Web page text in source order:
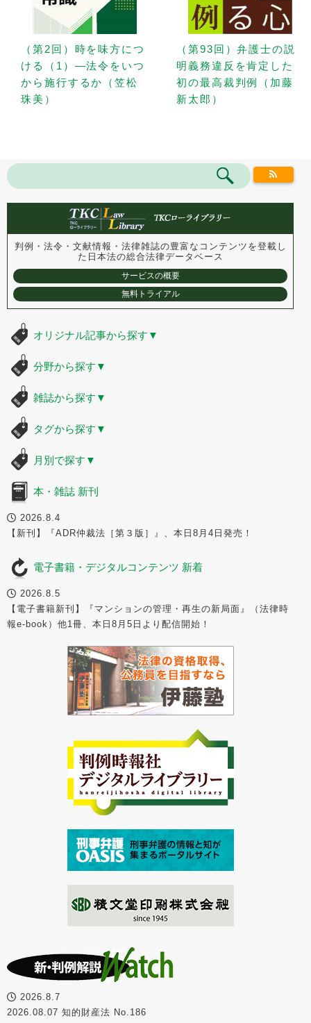
（第2回）時を味方につ
ける（1）—法令をいつ
から施行するか（笠松
珠美）
（第93回）弁護士の説
明義務違反を肯定した
初の最高裁判例（加藤
新太郎）
判例・法令・文献情報・法律雑誌の豊富なコンテンツを登載し
た 日本法の総合法律データベース
サービスの概要
無料トライアル
オリジナル記事から探す ▼
分野から探す ▼
雑誌から探す ▼
タグから探す ▼
月別で探す ▼
本・雑誌 新刊
2026.8.4
【新刊】『ADR仲裁法［第３版］』、本日8月4日発売！
電子書籍・デジタルコンテンツ 新着
2026.8.5
【電子書籍新刊】『マンションの管理・再生の新局面』（法律時
報e-book）他1冊、本日8月5日より配信開始！
2026.8.7
2026.08.07 知的財産法 No.186